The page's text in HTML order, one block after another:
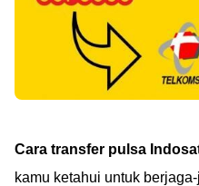
Cara transfer pulsa
kamu ketahui untuk